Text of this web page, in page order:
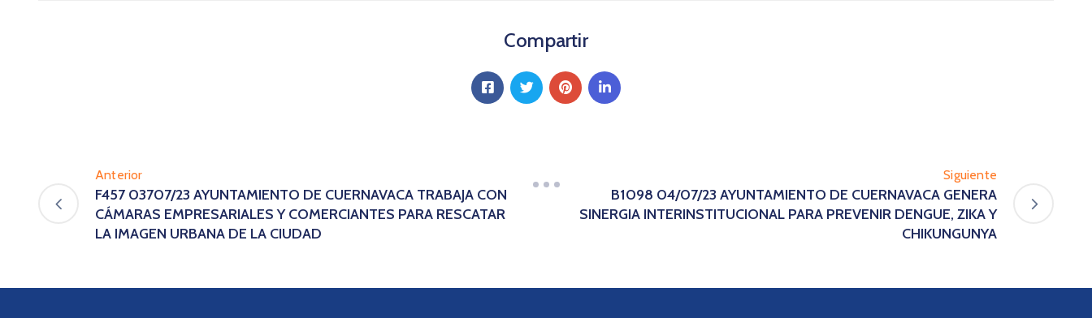
Compartir
Anterior
F457 03707/23 AYUNTAMIENTO DE CUERNAVACA TRABAJA CON
CÁMARAS EMPRESARIALES Y COMERCIANTES PARA RESCATAR
LA IMAGEN URBANA DE LA CIUDAD
Siguiente
B1098 04/07/23 AYUNTAMIENTO DE CUERNAVACA GENERA
SINERGIA INTERINSTITUCIONAL PARA PREVENIR DENGUE, ZIKA Y
CHIKUNGUNYA